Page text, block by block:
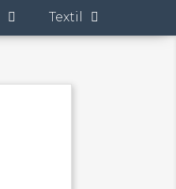
Textil